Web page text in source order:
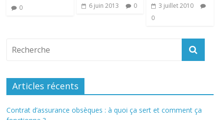
0
6 juin 2013 0
3 juillet 2010
0
Articles récents
Contrat d’assurance obsèques : à quoi ça sert et comment ça